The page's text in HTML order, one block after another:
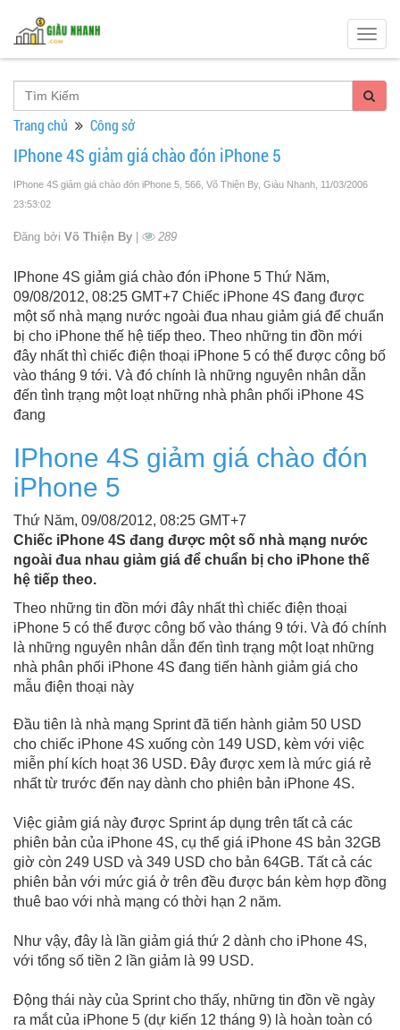
Trang chủ Công sở
IPhone 4S giảm giá chào đón iPhone 5
IPhone 4S giảm giá chào đón iPhone 5, 566, Võ Thiện By, Giàu Nhanh , 11/03/2006
23:53:02
Đăng bởi Võ Thiện By | 289
IPhone 4S giảm giá chào đón iPhone 5 Thứ Năm,
09/08/2012, 08:25 GMT+7 Chiếc iPhone 4S đang được
một số nhà mạng nước ngoài đua nhau giảm giá để chuẩn
bị cho iPhone thế hệ tiếp theo. Theo những tin đồn mới
đây nhất thì chiếc điện thoại iPhone 5 có thể được công bố
vào tháng 9 tới. Và đó chính là những nguyên nhân dẫn
đến tình trạng một loạt những nhà phân phối iPhone 4S
đang
IPhone 4S giảm giá chào đón
iPhone 5
Thứ Năm, 09/08/2012, 08:25 GMT+7
Chiếc iPhone 4S đang được một số nhà mạng nước
ngoài đua nhau giảm giá để chuẩn bị cho iPhone thế
hệ tiếp theo.
Theo những tin đồn mới đây nhất thì chiếc điện thoại
iPhone 5 có thể được công bố vào tháng 9 tới. Và đó chính
là những nguyên nhân dẫn đến tình trạng một loạt những
nhà phân phối iPhone 4S đang tiến hành giảm giá cho
mẫu điện thoại này
Đầu tiên là nhà mạng Sprint đã tiến hành giảm 50 USD
cho chiếc iPhone 4S xuống còn 149 USD, kèm với việc
miễn phí kích hoạt 36 USD. Đây được xem là mức giá rẻ
nhất từ trước đến nay dành cho phiên bản iPhone 4S.
Việc giảm giá này được Sprint áp dụng trên tất cả các
phiên bản của iPhone 4S, cụ thể giá iPhone 4S bản 32GB
giờ còn 249 USD và 349 USD cho bản 64GB. Tất cả các
phiên bản với mức giá ở trên đều được bán kèm hợp đồng
thuê bao với nhà mạng có thời hạn 2 năm.
Như vậy, đây là lần giảm giá thứ 2 dành cho iPhone 4S,
với tổng số tiền 2 lần giảm là 99 USD.
Động thái này của Sprint cho thấy, những tin đồn về ngày
ra mắt của iPhone 5 (dự kiến 12 tháng 9) là hoàn toàn có